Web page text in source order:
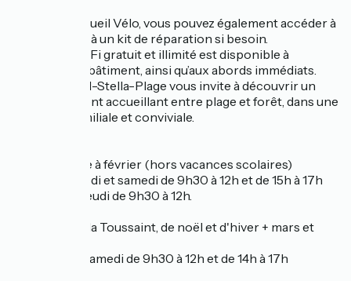
Labellisé Accueil Vélo, vous pouvez également accéder à
tout moment à un kit de réparation si besoin.
Un accès Wi-Fi gratuit et illimité est disponible à
l’intérieur du bâtiment, ainsi qu’aux abords immédiats.
Cucq-Trépied-Stella-Plage vous invite à découvrir un
environnement accueillant entre plage et forêt, dans une
ambiance familiale et conviviale.
De novembre à février (hors vacances scolaires)
Mardi, vendredi et samedi de 9h30 à 12h et de 15h à 17h
Mercredi et jeudi de 9h30 à 12h.
Vacances de la Toussaint, de noël et d'hiver + mars et
Du mardi au samedi de 9h30 à 12h et de 14h à 17h